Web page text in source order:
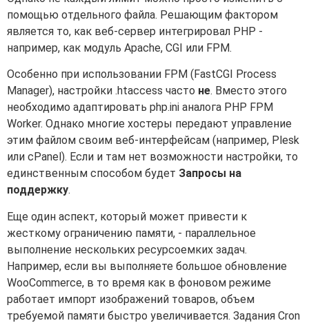
помощью отдельного файла. Решающим фактором
является то, как веб-сервер интегрировал PHP -
например, как модуль Apache, CGI или FPM.
Особенно при использовании FPM (FastCGI Process
Manager), настройки .htaccess часто не. Вместо этого
необходимо адаптировать php.ini аналога PHP FPM
Worker. Однако многие хостеры передают управление
этим файлом своим веб-интерфейсам (например, Plesk
или cPanel). Если и там нет возможности настройки, то
единственным способом будет Запросы на
поддержку.
Еще один аспект, который может привести к
жесткому ограничению памяти, - параллельное
выполнение нескольких ресурсоемких задач.
Например, если вы выполняете большое обновление
WooCommerce, в то время как в фоновом режиме
работает импорт изображений товаров, объем
требуемой памяти быстро увеличивается. Задания Cron